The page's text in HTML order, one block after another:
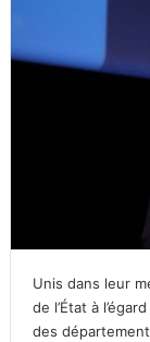
Unis dans leur
de l’État à
des